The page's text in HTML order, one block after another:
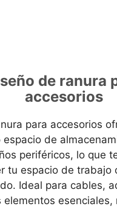
de ranura
accesorios
para accesorios
espacio de
periféricos, lo que
tu espacio de trabajo
Ideal para cables,
elementos esenciales,